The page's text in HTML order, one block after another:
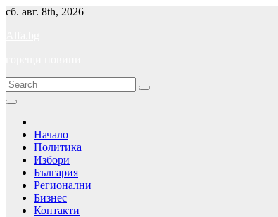
Skip
сб. авг. 8th, 2026
Начало
Политика
Избори
България
Регионални
Бизнес
Контакти